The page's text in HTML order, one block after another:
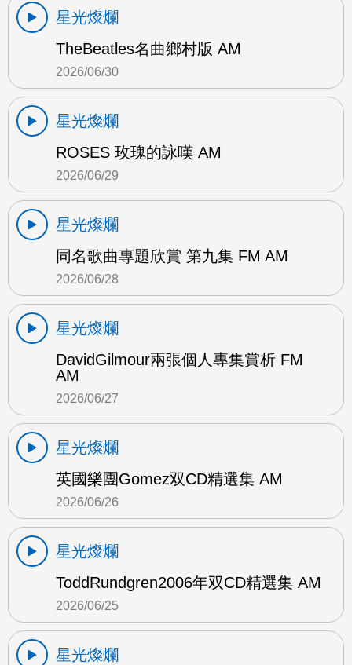
星光燦爛
TheBeatles名曲鄉村版 AM
2026/06/30
星光燦爛
ROSES 玫瑰的詠嘆 AM
2026/06/29
星光燦爛
同名歌曲專題欣賞 第九集 FM AM
2026/06/28
星光燦爛
DavidGilmour兩張個人專集賞析 FM
AM
2026/06/27
星光燦爛
英國樂團Gomez双CD精選集 AM
2026/06/26
星光燦爛
ToddRundgren2006年双CD精選集 AM
2026/06/25
星光燦爛